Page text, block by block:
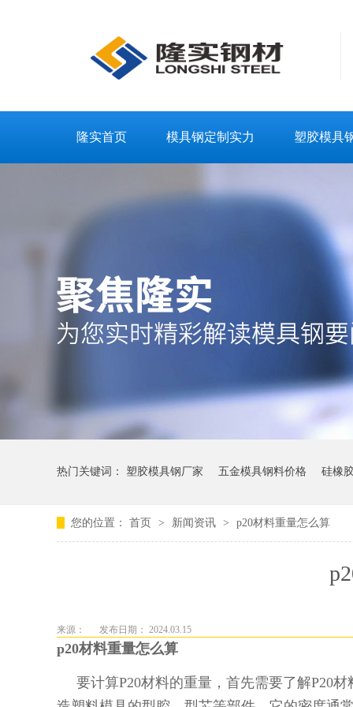
隆实首页 模具钢定制实力 塑胶模具
热门关键词： 塑胶模具钢厂家 五金模具钢料价格 硅橡
您的位置： 首页 > 新闻资讯 > p20材料重量怎么算
来源： 发布日期： 2024.03.15
p20材料重量怎么算
要计算P20材料的重量，首先需要了解P20材